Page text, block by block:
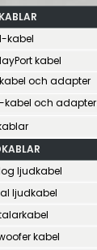
kabel
kabel
och adapter
kabel och adapter
ljudkabel
ljudkabel
kabel